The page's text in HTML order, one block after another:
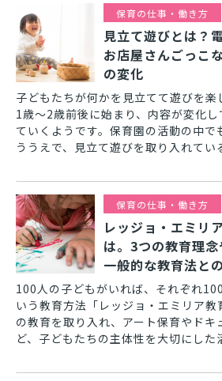
保育の仕事・働き方
見立て遊びとは？
お店屋さんごっこ
の変化
子どもたちが何かを見立てて遊びを楽
1歳～2歳前後に始まり、内容が変化
ていくようです。保育園の活動の中で
ううえで、見立て遊びを取り入れてい
保育の仕事・働き方
レッジョ・エミリ
は。3つの教育理念
一般的な教育法と
100人の子どもがいれば、それぞれ
いう教育方法「レッジョ・エミリア教
の教育を取り入れ、アート保育やドキ
ど、子どもたちの主体性を大切にした